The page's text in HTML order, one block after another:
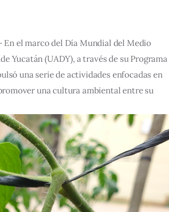
En el marco del Día Mundial del Medio
Yucatán (UADY), a través de su Programa
una serie de actividades enfocadas en
una cultura ambiental entre su